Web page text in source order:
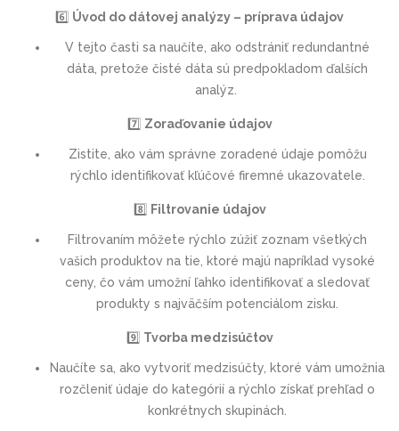
6️⃣ Úvod do dátovej analýzy – príprava údajov
V tejto časti sa naučíte, ako odstrániť redundantné
dáta, pretože čisté dáta sú predpokladom ďalších
analýz.
7️⃣ Zoraďovanie údajov
Zistite, ako vám správne zoradené údaje pomôžu
rýchlo identifikovať kľúčové firemné ukazovatele.
8️⃣ Filtrovanie údajov
Filtrovaním môžete rýchlo zúžiť zoznam všetkých
vašich produktov na tie, ktoré majú napríklad vysoké
ceny, čo vám umožní ľahko identifikovať a sledovať
produkty s najväčším potenciálom zisku.
9️⃣ Tvorba medzisúčtov
Naučíte sa, ako vytvoriť medzisúčty, ktoré vám umožnia
rozčleniť údaje do kategórií a rýchlo získať prehľad o
konkrétnych skupinách.